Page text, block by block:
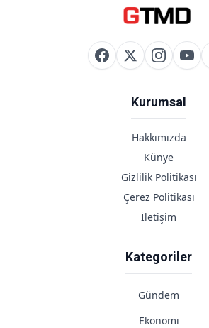
Kurumsal
Hakkımızda
Künye
Gizlilik Politikası
Çerez Politikası
İletişim
Kategoriler
Gündem
Ekonomi